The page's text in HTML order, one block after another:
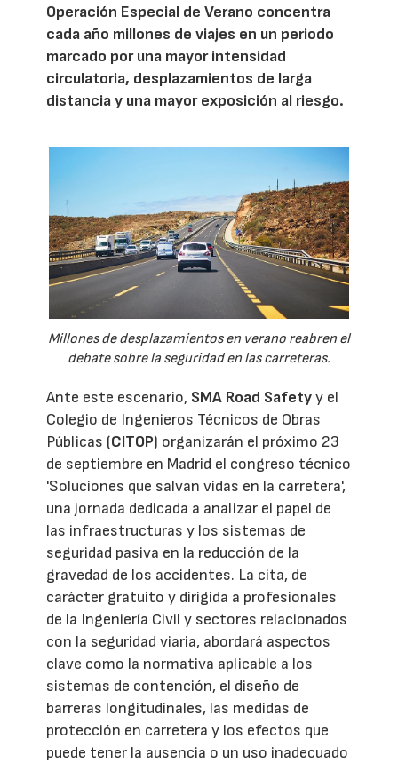
Operación Especial de Verano concentra
cada año millones de viajes en un periodo
marcado por una mayor intensidad
circulatoria, desplazamientos de larga
distancia y una mayor exposición al riesgo.
Millones de desplazamientos en verano reabren el
debate sobre la seguridad en las carreteras.
Ante este escenario, SMA Road Safetyy el
Colegio de Ingenieros Técnicos de Obras
Públicas (CITOP) organizarán el próximo 23
de septiembre en Madrid el congreso técnico
'Soluciones que salvan vidas en la carretera',
una jornada dedicada a analizar el papel de
las infraestructuras y los sistemas de
seguridad pasiva en la reducción de la
gravedad de los accidentes. La cita, de
carácter gratuito y dirigida a profesionales
de la Ingeniería Civil y sectores relacionados
con la seguridad viaria, abordará aspectos
clave como la normativa aplicable a los
sistemas de contención, el diseño de
barreras longitudinales, las medidas de
protección en carretera y los efectos que
puede tener la ausencia o un uso inadecuado